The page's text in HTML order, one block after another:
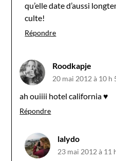
qu’elle date d’aussi
culte!
Répondre
Roodkapje
20 mai 2012 à 10 h
ah ouiiii hotel california ♥
Répondre
lalydo
23 mai 2012 à 11